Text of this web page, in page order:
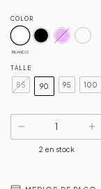
COLOR
BLANCO
TALLE
85 90 95 100
2 en stock